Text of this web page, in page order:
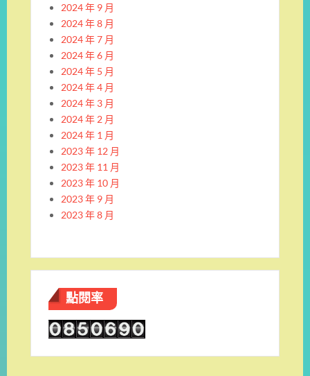
2024 年 9 月
2024 年 8 月
2024 年 7 月
2024 年 6 月
2024 年 5 月
2024 年 4 月
2024 年 3 月
2024 年 2 月
2024 年 1 月
2023 年 12 月
2023 年 11 月
2023 年 10 月
2023 年 9 月
2023 年 8 月
點閱率